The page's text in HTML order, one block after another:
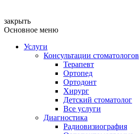
закрыть
Основное меню
Услуги
Консультации стоматологов
Терапевт
Ортопед
Ортодонт
Хирург
Детский стоматолог
Все услуги
Диагностика
Радиовизиография